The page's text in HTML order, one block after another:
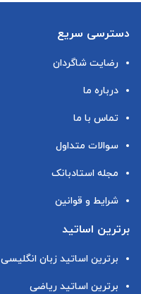
دسترسی سریع
رضایت شاگردان
درباره ما
تماس با ما
سوالات متداول
مجله استادبانک
شرایط و قوانین
برترین اساتید
برترین اساتید زبان انگلیسی
برترین اساتید ریاضی